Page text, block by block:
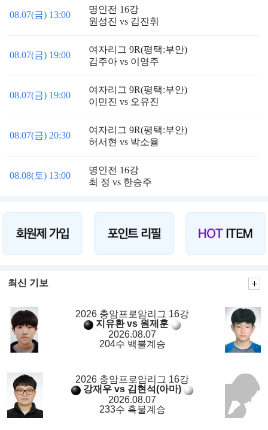
08.07(금) 13:00
명인전 16강
원성진 vs 김진휘
08.07(금) 19:00
여자리그 9R(평택:부안)
김주아 vs 이영주
08.07(금) 19:00
여자리그 9R(평택:부안)
이민진 vs 오유진
08.07(금) 20:30
여자리그 9R(평택:부안)
허서현 vs 박소율
08.08(토) 13:00
명인전 16강
최 정 vs 한승주
최신 기보
2026 충암프로암리그 16강
지유환 vs 원제훈
2026.08.07
204수 백불계승
2026 충암프로암리그 16강
강재우 vs 김현석(아마)
2026.08.07
233수 흑불계승